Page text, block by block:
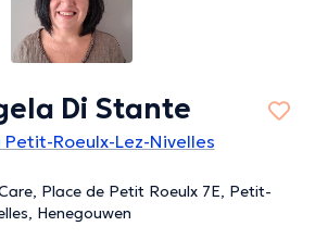
Di Stante
Petit-Roeulx-Lez-Nivelles
Place de Petit Roeulx 7E, Petit-
Henegouwen